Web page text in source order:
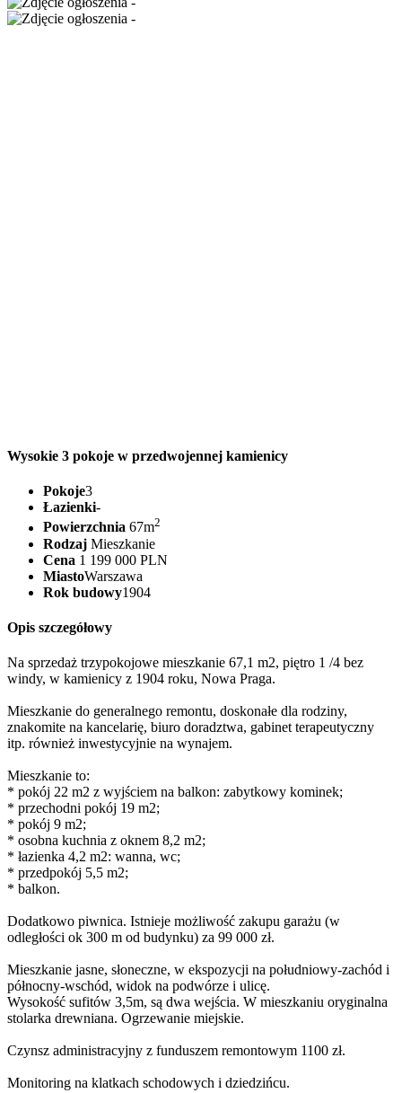
Wysokie 3 pokoje w przedwojennej kamienicy
Pokoje3
Łazienki-
Powierzchnia 67m2
Rodzaj Mieszkanie
Cena 1 199 000 PLN
MiastoWarszawa
Rok budowy1904
Opis szczegółowy
Na sprzedaż trzypokojowe mieszkanie 67,1 m2, piętro 1 /4 bez
windy, w kamienicy z 1904 roku, Nowa Praga.
Mieszkanie do generalnego remontu, doskonałe dla rodziny,
znakomite na kancelarię, biuro doradztwa, gabinet terapeutyczny
itp. również inwestycyjnie na wynajem.
Mieszkanie to:
* pokój 22 m2 z wyjściem na balkon: zabytkowy kominek;
* przechodni pokój 19 m2;
* pokój 9 m2;
* osobna kuchnia z oknem 8,2 m2;
* łazienka 4,2 m2: wanna, wc;
* przedpokój 5,5 m2;
* balkon.
Dodatkowo piwnica. Istnieje możliwość zakupu garażu (w
odległości ok 300 m od budynku) za 99 000 zł.
Mieszkanie jasne, słoneczne, w ekspozycji na południowy-zachód i
północny-wschód, widok na podwórze i ulicę.
Wysokość sufitów 3,5m, są dwa wejścia. W mieszkaniu oryginalna
stolarka drewniana. Ogrzewanie miejskie.
Czynsz administracyjny z funduszem remontowym 1100 zł.
Monitoring na klatkach schodowych i dziedzińcu.